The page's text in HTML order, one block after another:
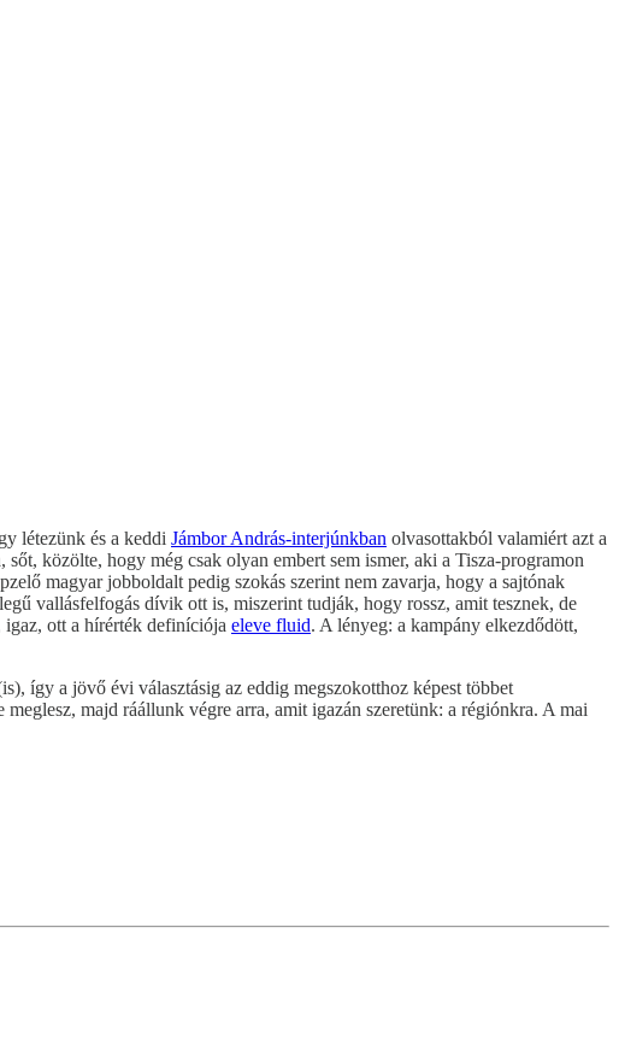
létezünk és a keddi Jámbor András-interjúnkban olvasottakból valamiért azt a
közölte, hogy még csak olyan embert sem ismer, aki a Tisza-programon
magyar jobboldalt pedig szokás szerint nem zavarja, hogy a sajtónak
vallásfelfogás dívik ott is, miszerint tudják, hogy rossz, amit tesznek, de
ott a hírérték definíciója eleve fluid. A lényeg: a kampány elkezdődött,
így a jövő évi választásig az eddig megszokotthoz képest többet
majd ráállunk végre arra, amit igazán szeretünk: a régiónkra. A mai